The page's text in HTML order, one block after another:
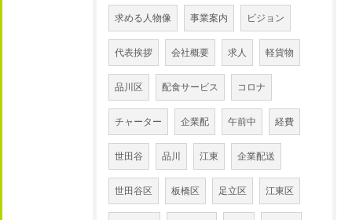
求める人物像 事業案内 ビジョン
代表挨拶 会社概要 求人 軽貨物
品川区 配食サービス コロナ
チャーター 企業配 午前中 経費
世田谷 品川 江東 企業配送
世田谷区 板橋区 足立区 江東区